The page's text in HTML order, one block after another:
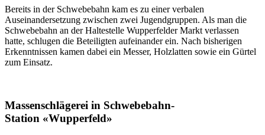
Bereits in der Schwebebahn kam es zu einer verbalen
Auseinandersetzung zwischen zwei Jugendgruppen. Als man die
Schwebebahn an der Haltestelle Wupperfelder Markt verlassen
hatte, schlugen die Beteiligten aufeinander ein. Nach bisherigen
Erkenntnissen kamen dabei ein Messer, Holzlatten sowie ein Gürtel
zum Einsatz.
Massenschlägerei in Schwebebahn-
Station «Wupperfeld»